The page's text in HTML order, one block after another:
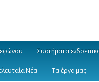
Συστήματα
Νέα Τα έργα μας